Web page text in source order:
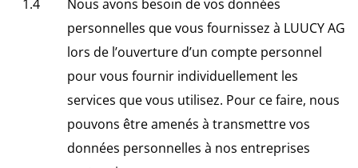
Nous avons besoin de vos données
personnelles que vous fournissez à LUUCY AG
lors de l’ouverture d’un compte personnel
pour vous fournir individuellement les
services que vous utilisez. Pour ce faire, nous
pouvons être amenés à transmettre vos
données personnelles à nos entreprises